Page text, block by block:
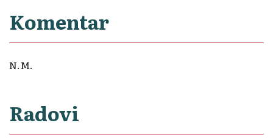
Komentar
N.M.
Radovi